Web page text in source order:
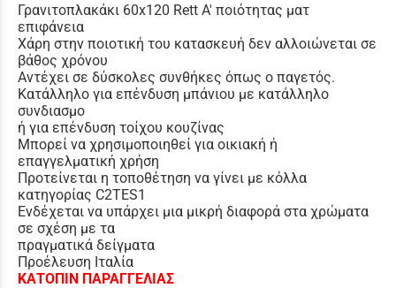
Γρανιτοπλακάκι 60x120 Rett Α' ποιότητας ματ
επιφάνεια
Χάρη στην ποιοτική του κατασκευή δεν αλλοιώνεται σε
βάθος χρόνου
Αντέχει σε δύσκολες συνθήκες όπως ο παγετός.
Κατάλληλο για επένδυση μπάνιου με κατάλληλο
συνδιασμο
ή για επένδυση τοίχου κουζίνας
Μπορεί να χρησιμοποιηθεί για οικιακή ή
επαγγελματική χρήση
Προτείνεται η τοποθέτηση να γίνει με κόλλα
κατηγορίας C2TES1
Ενδέχεται να υπάρχει μια μικρή διαφορά στα χρώματα
σε σχέση με τα
πραγματικά δείγματα
Προέλευση Ιταλία
ΚΑΤΟΠΙΝ ΠΑΡΑΓΓΕΛΙΑΣ